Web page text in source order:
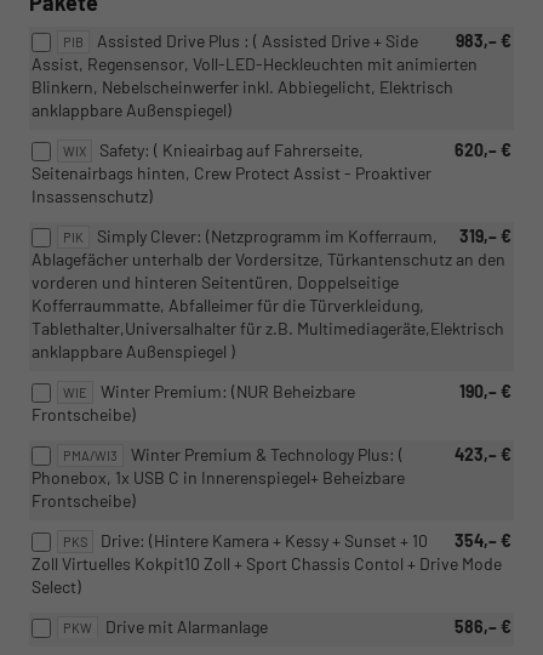
PIB 983,– €
Assisted Drive Plus : ( Assisted Drive + Side
Assist, Regensensor, Voll-LED-Heckleuchten mit animierten
Blinkern, Nebelscheinwerfer inkl. Abbiegelicht, Elektrisch
anklappbare Außenspiegel)
WIX 620,– €
Safety: ( Knieairbag auf Fahrerseite,
Seitenairbags hinten, Crew Protect Assist - Proaktiver
Insassenschutz)
PIK 319,– €
Simply Clever: (Netzprogramm im Kofferraum,
Ablagefächer unterhalb der Vordersitze, Türkantenschutz an den
vorderen und hinteren Seitentüren, Doppelseitige
Kofferraummatte, Abfalleimer für die Türverkleidung,
Tablethalter,Universalhalter für z.B. Multimediageräte,Elektrisch
anklappbare Außenspiegel )
WIE 190,– €
Winter Premium: (NUR Beheizbare
Frontscheibe)
PMA/WI3 423,– €
Winter Premium & Technology Plus: (
Phonebox, 1x USB C in Innerenspiegel+ Beheizbare
Frontscheibe)
PKS 354,– €
Drive: (Hintere Kamera + Kessy + Sunset + 10
Zoll Virtuelles Kokpit10 Zoll + Sport Chassis Contol + Drive Mode
Select)
PKW 586,– €
Drive mit Alarmanlage